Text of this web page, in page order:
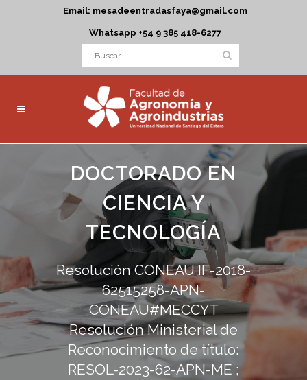
Email: mesadeentradasfaya@gmail.com
Whatsapp +54 9 385 418-6277
DOCTORADO EN
CIENCIA Y
TECNOLOGÍA
Resolución CONEAU IF-2018-
62515258-APN-
CONEAU#MECCYT
Resolución Ministerial de
Reconocimiento de título:
RESOL-2023-62-APN-ME ;